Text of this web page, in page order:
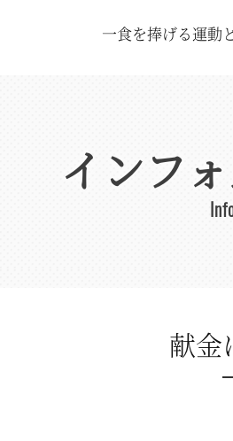
一食を捧げる運動
インフ
献金